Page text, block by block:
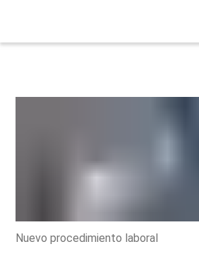
Nuevo procedimiento laboral